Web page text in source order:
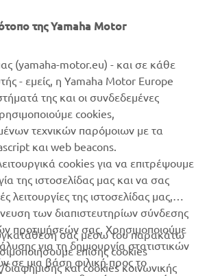
N.V. / Yamaha Motor Co., Ltd.
χρησιμοποιηθούν για εμπορικούς ή μη
χωρίς τη ρητή γραπτή συγκατάθεση
N.V. ή/και της Yamaha Motor
με ασφάλεια και να τηρείτε τους
της Yamaha Motor
(yamaha-motor.eu) - και σε κάθε
- εμείς, η Yamaha Motor Europe
της και οι συνδεδεμένες
cookies,
τεχνικών παρόμοιων με τα
και web beacons.
cookies για να επιτρέψουμε
της ιστοσελίδας μας και να σας
λειτουργίες της ιστοσελίδας μας,
των διαπιστευτηρίων σύνδεσης
προτιμήσεών σας. Χρησιμοποιούμε
για τη δημιουργία στατιστικών
σε μια βάση φιλική προς το
σας μέσω του παρακάτω
επίσης cookies
και cookies κοινωνικής